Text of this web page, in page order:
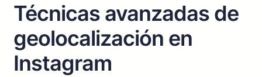
Técnicas avanzadas de
geolocalización en
Instagram